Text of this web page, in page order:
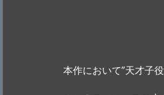
本作において”天才子